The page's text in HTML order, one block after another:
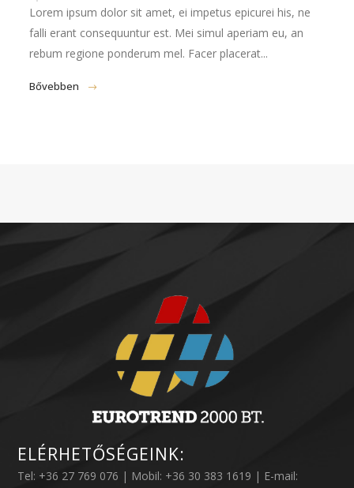
Lorem ipsum dolor sit amet, ei impetus epicurei his, ne
falli erant consequuntur est. Mei simul aperiam eu, an
rebum regione ponderum mel. Facer placerat...
Bővebben
ELÉRHETŐSÉGEINK:
Tel: +36 27 769 076 | Mobil: +36 30 383 1619 | E-mail: